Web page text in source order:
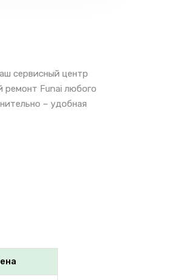
сервисный центр
ремонт Funai любого
– удобная